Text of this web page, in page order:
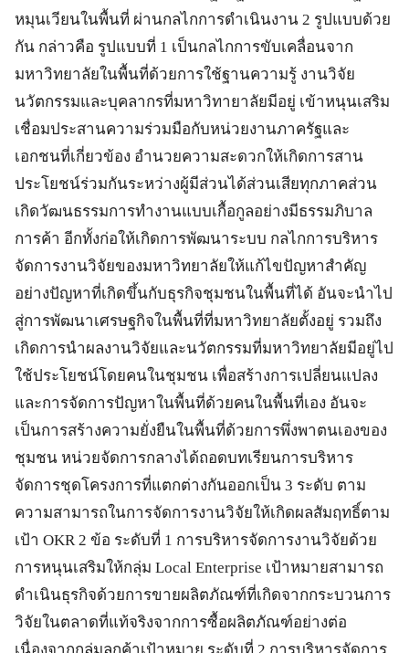
หมุนเวียนในพื้นที่ ผ่านกลไกการดำเนินงาน 2 รูปแบบด้วย
กัน กล่าวคือ รูปแบบที่ 1 เป็นกลไกการขับเคลื่อนจาก
มหาวิทยาลัยในพื้นที่ด้วยการใช้ฐานความรู้ งานวิจัย
นวัตกรรมและบุคลากรที่มหาวิทายาลัยมีอยู่ เข้าหนุนเสริม
เชื่อมประสานความร่วมมือกับหน่วยงานภาครัฐและ
เอกชนที่เกี่ยวข้อง อำนวยความสะดวกให้เกิดการสาน
ประโยชน์ร่วมกันระหว่างผู้มีส่วนได้ส่วนเสียทุกภาคส่วน
เกิดวัฒนธรรมการทำงานแบบเกื้อกูลอย่างมีธรรมภิบาล
การค้า อีกทั้งก่อให้เกิดการพัฒนาระบบ กลไกการบริหาร
จัดการงานวิจัยของมหาวิทยาลัยให้แก้ไขปัญหาสำคัญ
อย่างปัญหาที่เกิดขึ้นกับธุรกิจชุมชนในพื้นที่ได้ อันจะนำไป
สู่การพัฒนาเศรษฐกิจในพื้นที่ที่มหาวิทยาลัยตั้งอยู่ รวมถึง
เกิดการนำผลงานวิจัยและนวัตกรรมที่มหาวิทยาลัยมีอยู่ไป
ใช้ประโยชน์โดยคนในชุมชน เพื่อสร้างการเปลี่ยนแปลง
และการจัดการปัญหาในพื้นที่ด้วยคนในพื้นที่เอง อันจะ
เป็นการสร้างความยั่งยืนในพื้นที่ด้วยการพึ่งพาตนเองของ
ชุมชน หน่วยจัดการกลางได้ถอดบทเรียนการบริหาร
จัดการชุดโครงการที่แตกต่างกันออกเป็น 3 ระดับ ตาม
ความสามารถในการจัดการงานวิจัยให้เกิดผลสัมฤทธิ์ตาม
เป้า OKR 2 ข้อ ระดับที่ 1 การบริหารจัดการงานวิจัยด้วย
การหนุนเสริมให้กลุ่ม Local Enterprise เป้าหมายสามารถ
ดำเนินธุรกิจด้วยการขายผลิตภัณฑ์ที่เกิดจากกระบวนการ
วิจัยในตลาดที่แท้จริงจากการซื้อผลิตภัณฑ์อย่างต่อ